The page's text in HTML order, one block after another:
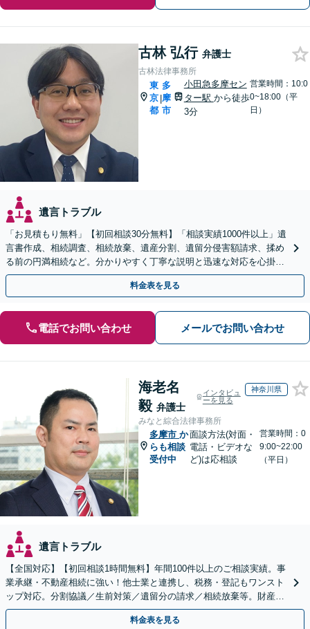
古林 弘行 弁護士
古林法律事務所
東
京
都
|
多
摩
市
小田急多摩セン
ター駅 から徒歩
3分
営業時間：10:0
0~18:00（平
日）
遺言トラブル
「お見積もり無料」【初回相談30分無料】「相談実績1000件以上」遺
言書作成、相続調査、相続放棄、遺産分割、遺留分侵害額請求、揉め
る前の円満相続など。分かりやすく丁寧な説明と迅速な対応を心掛
け、解決に向け尽力します【平日夜間・休日面談可】
料金表を見る
電話でお問い合わせ メールでお問い合わせ
海老名
毅 弁護士
インタビュ
ーを見る
神奈川県
みなと綜合法律事務所
多摩市 か
らも相談
受付中
面談方法(対面・
電話・ビデオな
ど)は応相談
営業時間：0
9:00~22:00
（平日）
遺言トラブル
【全国対応】【初回相談1時間無料】年間100件以上のご相談実績。事
業承継・不動産相続に強い！他士業と連携し、税務・登記もワンスト
ップ対応。分割協議／生前対策／遺留分の請求／相続放棄等。財産の
徹底調査と粘り強い交渉により、最善の解決へ。
料金表を見る